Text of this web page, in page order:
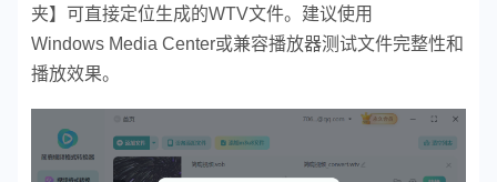
夹】可直接定位生成的WTV文件。建议使用
Windows Media Center或兼容播放器测试文件完整性和
播放效果。